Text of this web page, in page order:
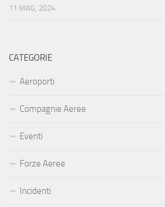
11 MAG, 2024
CATEGORIE
Aeroporti
Compagnie Aeree
Eventi
Forze Aeree
Incidenti